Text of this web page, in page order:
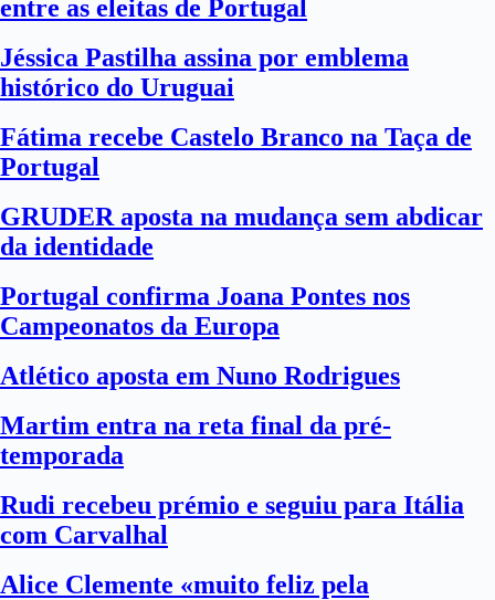
entre as eleitas de Portugal
Jéssica Pastilha assina por emblema
histórico do Uruguai
Fátima recebe Castelo Branco na Taça de
Portugal
GRUDER aposta na mudança sem abdicar
da identidade
Portugal confirma Joana Pontes nos
Campeonatos da Europa
Atlético aposta em Nuno Rodrigues
Martim entra na reta final da pré-
temporada
Rudi recebeu prémio e seguiu para Itália
com Carvalhal
Alice Clemente «muito feliz pela